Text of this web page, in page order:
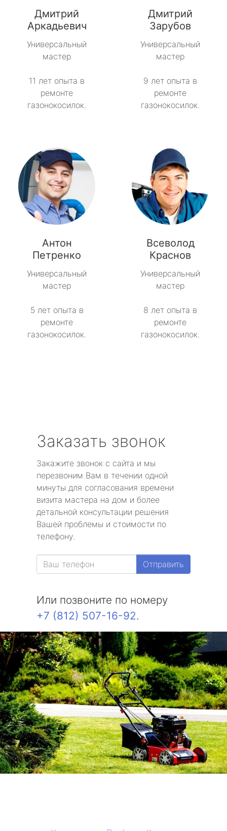
Дмитрий
Аркадьевич
Универсальный
мастер
11 лет опыта в
ремонте
газонокосилок.
Дмитрий
Зарубов
Универсальный
мастер
9 лет опыта в
ремонте
газонокосилок.
Антон
Петренко
Универсальный
мастер
5 лет опыта в
ремонте
газонокосилок.
Всеволод
Краснов
Универсальный
мастер
8 лет опыта в
ремонте
газонокосилок.
Заказать звонок
Закажите звонок с сайта и мы
перезвоним Вам в течении одной
минуты для согласования времени
визита мастера на дом и более
детальной консультации решения
Вашей проблемы и стоимости по
телефону.
Отправить
Или позвоните по номеру
+7 (812) 507-16-92.